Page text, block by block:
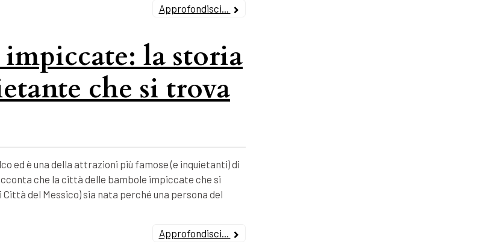
Approfondisci...
la storia
che si trova
ed è una della attrazioni più famose (e inquietanti) di
che la città delle bambole impiccate che si
del Messico) sia nata perché una persona del
Approfondisci...